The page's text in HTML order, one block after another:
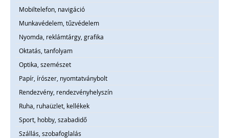
Mobiltelefon, navigáció
Munkavédelem, tűzvédelem
Nyomda, reklámtárgy, grafika
Oktatás, tanfolyam
Optika, szemészet
Papír, írószer, nyomtatványbolt
Rendezvény, rendezvényhelyszín
Ruha, ruhaüzlet, kellékek
Sport, hobby, szabadidő
Szállás, szobafoglalás